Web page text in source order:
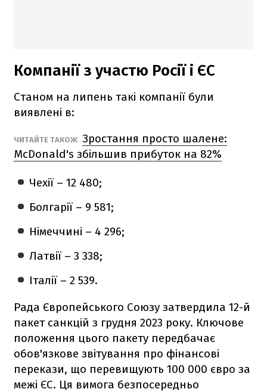
Компанії з участю Росії і ЄС
Станом на липень такі компанії були
виявлені в:
ЧИТАЙТЕ ТАКОЖ Зростання просто шалене:
McDonald's збільшив прибуток на 82%
Чехії – 12 480;
Болгарії – 9 581;
Німеччині – 4 296;
Латвії – 3 338;
Італії – 2 539.
Рада Європейського Союзу затвердила 12-й
пакет санкцій з грудня 2023 року. Ключове
положення цього пакету передбачає
обов'язкове звітування про фінансові
перекази, що перевищують 100 000 євро за
межі ЄС. Ця вимога безпосередньо